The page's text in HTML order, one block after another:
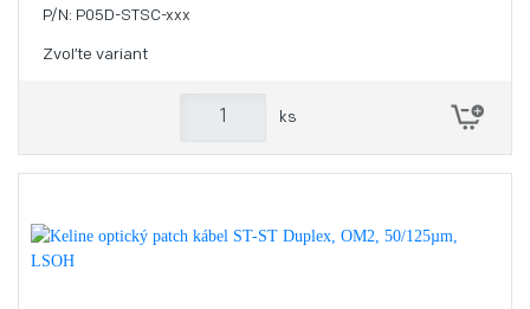
P/N: P05D-STSC-xxx
Zvoľte variant
ks